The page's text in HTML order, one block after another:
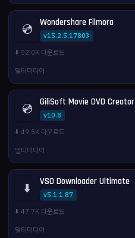
💿 Wondershare Filmora
v15.2.5.17803
⬇️ 52.0K 다운로드
멀티미디어
💿 GiliSoft Movie DVD Creator
v10.8
⬇️ 49.5K 다운로드
멀티미디어
⬇️ VSO Downloader Ultimate
v5.1.1.87
⬇️ 47.7K 다운로드
멀티미디어